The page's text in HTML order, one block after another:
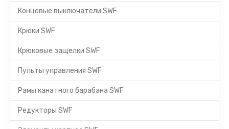
Концевые выключатели SWF
Крюки SWF
Крюковые защелки SWF
Пульты управления SWF
Рамы канатного барабана SWF
Редукторы SWF